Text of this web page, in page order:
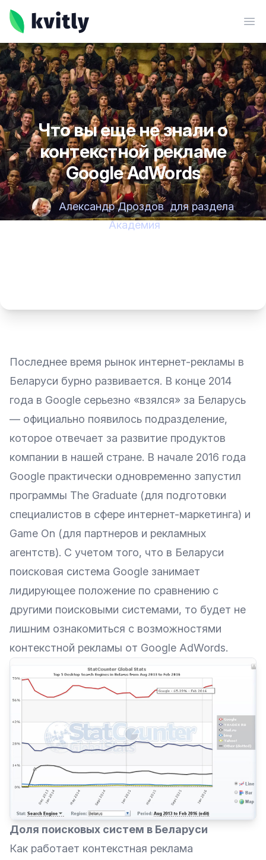
kvitly
Что вы еще не знали о
контекстной рекламе
Google AdWords
Александр Дроздовдля раздела
Академия
Последнее время рынок интернет-рекламы в
Беларуси бурно развивается. В конце 2014
года в Google серьезно «взялся» за Беларусь
— официально появилось подразделение,
которое отвечает за развитие продуктов
компании в нашей стране. В начале 2016 года
Google практически одновременно запустил
программы The Graduate (для подготовки
специалистов в сфере интернет-маркетинга) и
Game On (для партнеров и рекламных
агентств). С учетом того, что в Беларуси
поисковая система Google занимает
лидирующее положение по сравнению с
другими поисковыми системами, то будет не
лишним ознакомиться с возможностями
контекстной рекламы от Google AdWords.
Доля поисковых систем в Беларуси
Как работает контекстная реклама